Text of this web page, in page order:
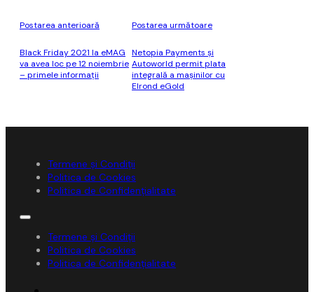
Postarea anterioară
Black Friday 2021 la eMAG
va avea loc pe 12 noiembrie
– primele informații
Postarea următoare
Netopia Payments și
Autoworld permit plata
integrală a mașinilor cu
Elrond eGold
Termene și Condiții
Politica de Cookies
Politica de Confidențialitate
Termene și Condiții
Politica de Cookies
Politica de Confidențialitate